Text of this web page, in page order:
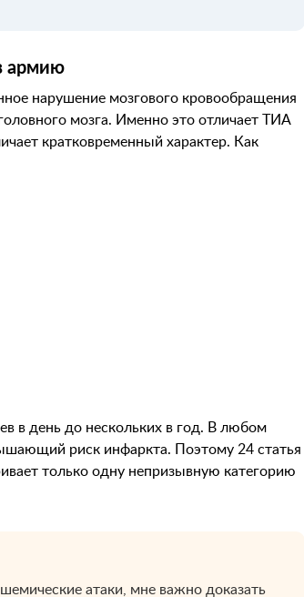
армию
нарушение мозгового кровообращения
мозга. Именно это отличает ТИА
кратковременный характер. Как
в день до нескольких в год. В любом
риск инфаркта. Поэтому 24 статья
только одну непризывную категорию
атаки, мне важно доказать